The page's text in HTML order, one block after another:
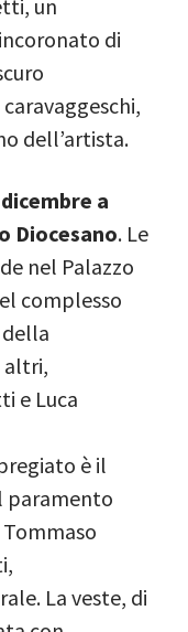
un
di
dell’artista.
a
Diocesano. Le
nel Palazzo
complesso
altri,
e Luca
è il
paramento
La veste, di